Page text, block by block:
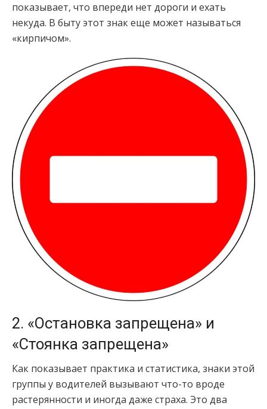
показывает, что впереди нет дороги и ехать
некуда. В быту этот знак еще может называться
«кирпичом».
2. «Остановка запрещена» и
«Стоянка запрещена»
Как показывает практика и статистика, знаки этой
группы у водителей вызывают что-то вроде
растерянности и иногда даже страха. Это два